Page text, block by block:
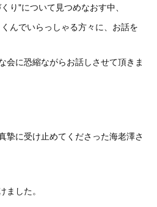
り"について見つめなおす中、
んでいらっしゃる方々に、お話を
会に恐縮ながらお話しさせて頂きま
摯に受け止めてくださった海老澤さ
ました。